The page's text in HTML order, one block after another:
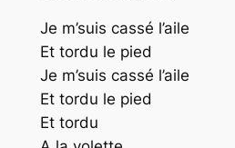
Je m’suis cassé l’aile
Et tordu le pied
Je m’suis cassé l’aile
Et tordu le pied
Et tordu